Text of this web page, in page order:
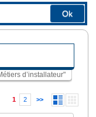
Ok
d’installateur"
1 2 >>